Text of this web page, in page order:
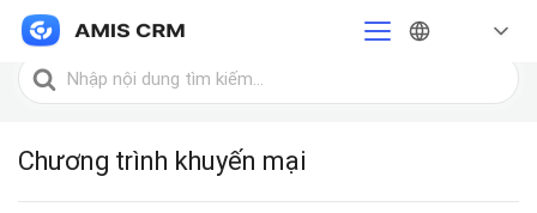
Trang chủ Chương trình khuyến mại
Tìm
kiếm
Chương trình khuyến mại